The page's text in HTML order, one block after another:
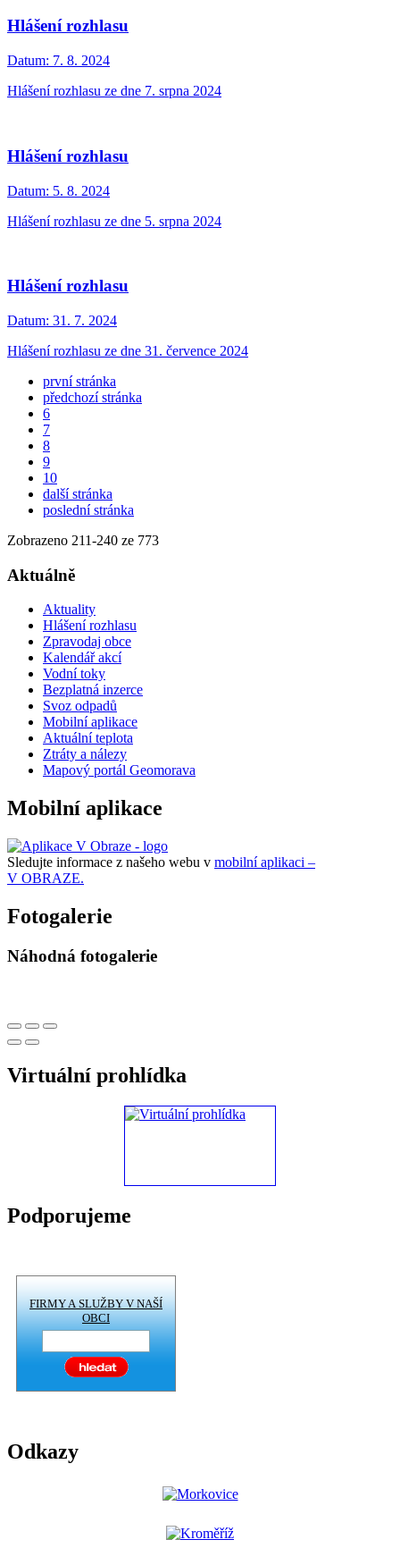
Hlášení rozhlasu
Datum: 7. 8. 2024
Hlášení rozhlasu ze dne 7. srpna 2024
Hlášení rozhlasu
Datum: 5. 8. 2024
Hlášení rozhlasu ze dne 5. srpna 2024
Hlášení rozhlasu
Datum: 31. 7. 2024
Hlášení rozhlasu ze dne 31. července 2024
první stránka
předchozí stránka
6
7
8
9
10
další stránka
poslední stránka
Zobrazeno 211-240 ze 773
Aktuálně
Aktuality
Hlášení rozhlasu
Zpravodaj obce
Kalendář akcí
Vodní toky
Bezplatná inzerce
Svoz odpadů
Mobilní aplikace
Aktuální teplota
Ztráty a nálezy
Mapový portál Geomorava
Mobilní aplikace
Sledujte informace z našeho webu v mobilní aplikaci –
V OBRAZE.
Fotogalerie
Náhodná fotogalerie
Virtuální prohlídka
Podporujeme
FIRMY A SLUŽBY V NAŠÍ
OBCI
Odkazy